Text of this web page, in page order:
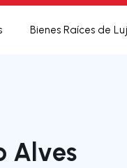
Bienes Raíces de
Alves